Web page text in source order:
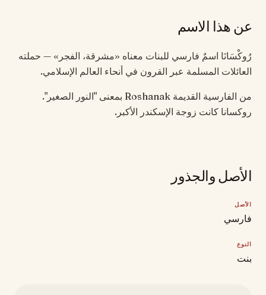
عن هذا الاسم
رُوكْسَانَا اسمٌ فارسي للبنات معناه «مشرقة، الفجر» — حملته
العائلات المسلمة عبر القرون في أنحاء العالم الإسلامي.
من الفارسية القديمة Roshanak بمعنى "النور الصغير".
روكسانا كانت زوجة الإسكندر الأكبر.
الأصل والجذور
الأصل
فارسي
النوع
بنت